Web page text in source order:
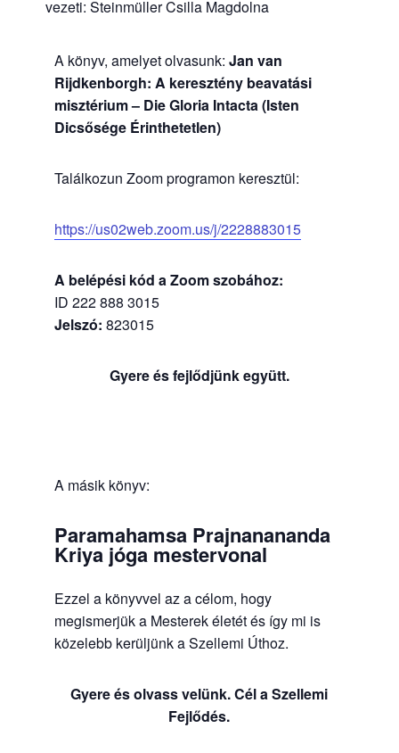
vezeti: Steinmüller Csilla Magdolna
A könyv, amelyet olvasunk: Jan van
Rijdkenborgh: A keresztény beavatási
misztérium – Die Gloria Intacta (Isten
Dicsősége Érinthetetlen)
Találkozun Zoom programon keresztül:
https://us02web.zoom.us/j/2228883015
A belépési kód a Zoom szobához:
ID 222 888 3015
Jelszó: 823015
Gyere és fejlődjünk együtt.
A másik könyv:
Paramahamsa Prajnanananda
Kriya jóga mestervonal
Ezzel a könyvvel az a célom, hogy
megismerjük a Mesterek életét és így mi is
közelebb kerüljünk a Szellemi Úthoz.
Gyere és olvass velünk. Cél a Szellemi
Fejlődés.